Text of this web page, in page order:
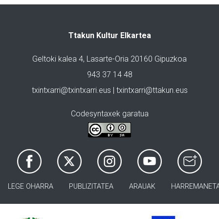
Ttakun Kultur Elkartea
Geltoki kalea 4, Lasarte-Oria 20160 Gipuzkoa
943 37 14 48
txintxarri@txintxarri.eus | txintxarri@ttakun.eus
Codesyntaxek garatua
LEGE OHARRA PUBLIZITATEA ARAUAK